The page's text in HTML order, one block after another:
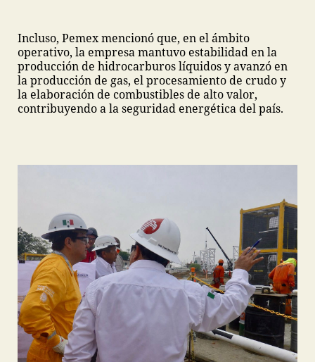
Incluso, Pemex mencionó que, en el ámbito
operativo, la empresa mantuvo estabilidad en la
producción de hidrocarburos líquidos y avanzó en
la producción de gas, el procesamiento de crudo y
la elaboración de combustibles de alto valor,
contribuyendo a la seguridad energética del país.